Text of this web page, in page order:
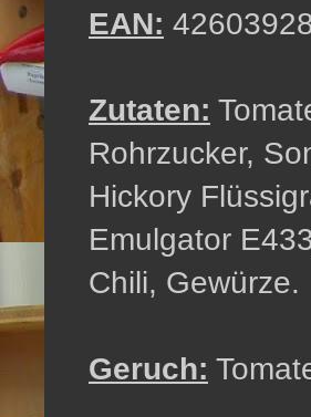
EAN:
Zutaten:
Rohrzucker,
Hickory
Emulgator
Chili, Gewürze.
Geruch: